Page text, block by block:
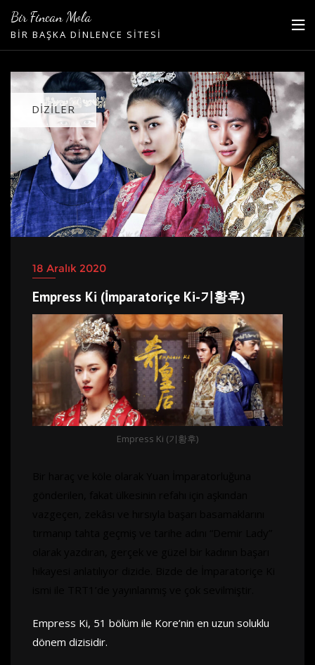
Skip
content
Bir Fincan Mola
BIR BAŞKA DINLENCE SITESI
DIZILER
18 Aralık 2020
Empress Ki (İmparatoriçe Ki-기황후)
Empress Ki (기황후)
Empress Ki, 51 bölüm ile Kore’nin en uzun soluklu
dönem dizisidir.